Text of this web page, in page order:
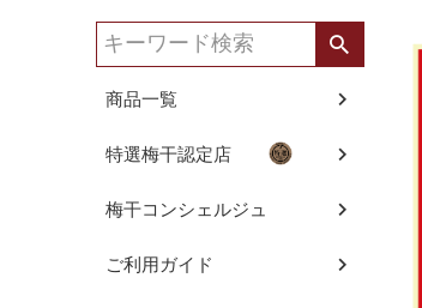
商品一覧
特選梅干認定店
梅干コンシェルジュ
ご利用ガイド